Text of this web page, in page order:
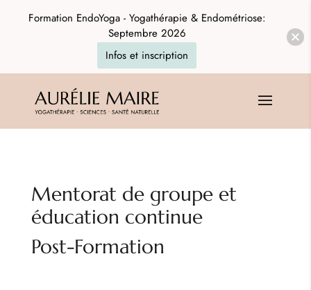
Mentorat de groupe et
éducation continue
Post-Formation
Formation EndoYoga - Yogathérapie & Endométriose:
Septembre 2026
Infos et inscription